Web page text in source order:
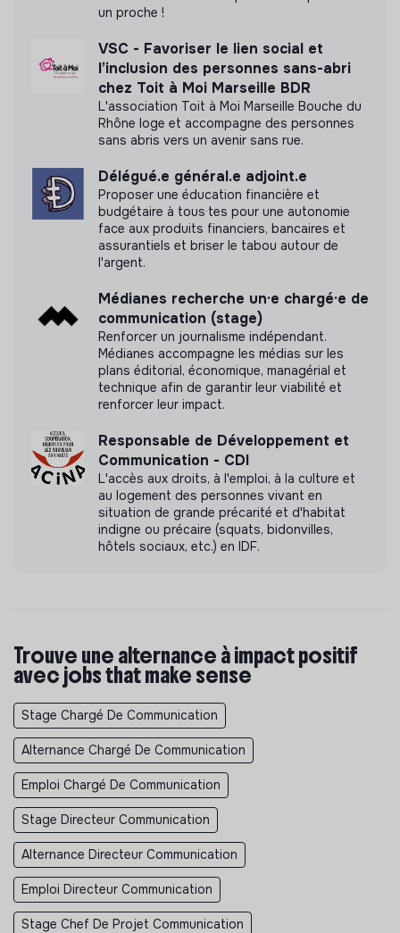
un proche !
VSC - Favoriser le lien social et
l’inclusion des personnes sans-abri
chez Toit à Moi Marseille BDR
L'association Toit à Moi Marseille Bouche du
Rhône loge et accompagne des personnes
sans abris vers un avenir sans rue.
Délégué.e général.e adjoint.e
Proposer une éducation financière et
budgétaire à tous·tes pour une autonomie
face aux produits financiers, bancaires et
assurantiels et briser le tabou autour de
l'argent.
Médianes recherche un·e chargé·e de
communication (stage)
Renforcer un journalisme indépendant.
Médianes accompagne les médias sur les
plans éditorial, économique, managérial et
technique afin de garantir leur viabilité et
renforcer leur impact.
Responsable de Développement et
Communication - CDI
L'accès aux droits, à l'emploi, à la culture et
au logement des personnes vivant en
situation de grande précarité et d'habitat
indigne ou précaire (squats, bidonvilles,
hôtels sociaux, etc.) en IDF.
Trouve une alternance à impact positif
avec jobs that make sense
Stage Chargé De Communication
Alternance Chargé De Communication
Emploi Chargé De Communication
Stage Directeur Communication
Alternance Directeur Communication
Emploi Directeur Communication
Stage Chef De Projet Communication